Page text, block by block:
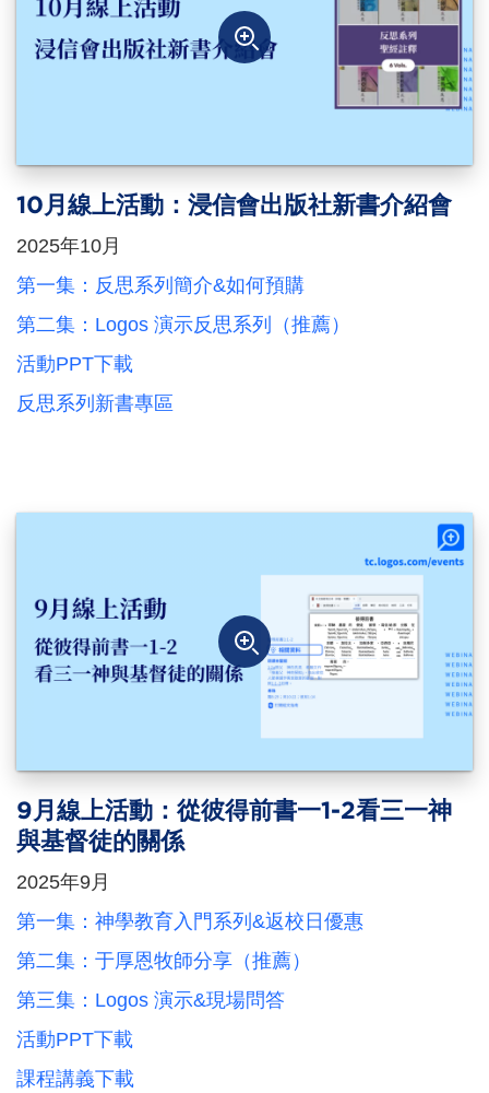
10月線上活動：浸信會出版社新書介紹會
2025年10月
第一集：反思系列簡介&如何預購
第二集：Logos 演示反思系列（推薦）
活動PPT下載
反思系列新書專區
9月線上活動：從彼得前書一1-2看三一神
與基督徒的關係
2025年9月
第一集：神學教育入門系列&返校日優惠
第二集：于厚恩牧師分享（推薦）
第三集：Logos 演示&現場問答
活動PPT下載
課程講義下載